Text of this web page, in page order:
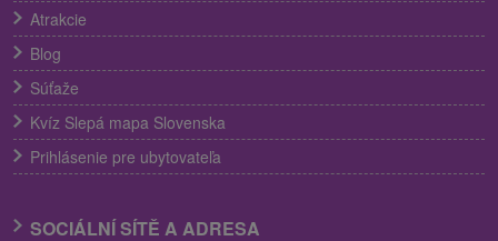
Atrakcie
Blog
Súťaže
Kvíz Slepá mapa Slovenska
Prihlásenie pre ubytovateľa
SOCIÁLNÍ SÍTĚ A ADRESA